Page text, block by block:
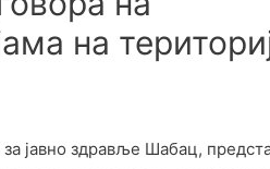
на
јавно здравље Шабац,